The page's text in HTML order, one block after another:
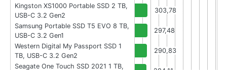
Kingston XS1000 Portable SSD 2 TB,
USB-C 3.2 Gen2
303,78
Samsung Portable SSD T5 EVO 8 TB,
USB-C 3.2 Gen1
297,48
Western Digital My Passport SSD 1
TB, USB-C 3.2 Gen2
290,83
Seagate One Touch SSD 2021 1 TB,